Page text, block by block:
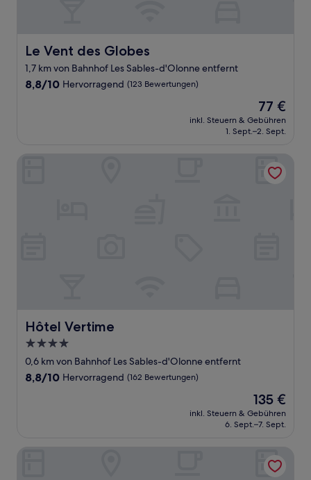
Le Vent des Globes
Le Vent des Globes
1,7 km von Bahnhof Les Sables-d'Olonne entfernt
8.8
8,8/10 Hervorragend (123 Bewertungen)
Der
Preis
beträgt
77 €
inkl. Steuern & Gebühren
1. Sept.–2. Sept.
Hôtel Vertime
Hôtel Vertime
4.0-
Sterne-
Unterkunft
0,6 km von Bahnhof Les Sables-d'Olonne entfernt
8.8
8,8/10 Hervorragend (162 Bewertungen)
Der
Preis
beträgt
135 €
inkl. Steuern & Gebühren
6. Sept.–7. Sept.